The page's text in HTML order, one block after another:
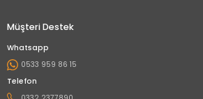
Müşteri Destek
Whatsapp
0533 959 86 15
Telefon